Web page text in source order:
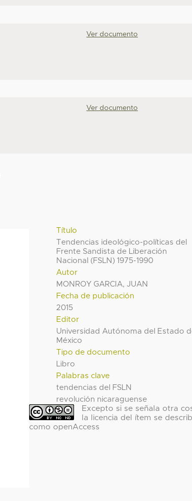
Ver documento
Ver documento
Título
Tendencias ideológico-políticas del
Frente Sandista de Liberación
Nacional (FSLN) 1975-1990
Autor
MONROY GARCIA, JUAN
Fecha de publicación
2015
Editor
Universidad Autónoma del Estado
México
Tipo de documento
Libro
Palabras clave
tendencias del FSLN
revolución nicaraguense
Excepto si se señala otra
la licencia del ítem se
como openAccess